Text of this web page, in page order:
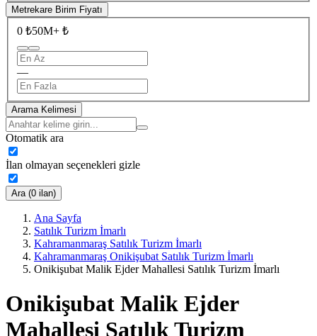
Metrekare Birim Fiyatı
0 ₺50M+ ₺
—
Arama Kelimesi
Otomatik ara
İlan olmayan seçenekleri gizle
Ara (0 ilan)
Ana Sayfa
Satılık Turizm İmarlı
Kahramanmaraş Satılık Turizm İmarlı
Kahramanmaraş Onikişubat Satılık Turizm İmarlı
Onikişubat Malik Ejder Mahallesi Satılık Turizm İmarlı
Onikişubat Malik Ejder
Mahallesi Satılık Turizm